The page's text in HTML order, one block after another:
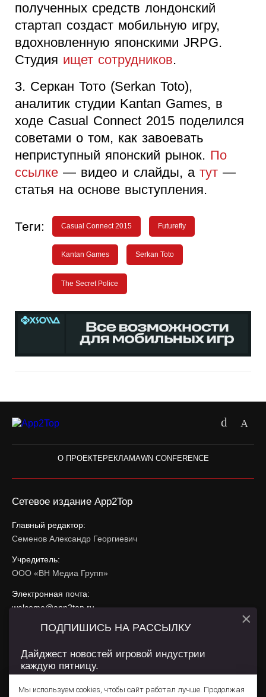
полученных средств лондонский
стартап создаст мобильную игру,
вдохновленную японскими JRPG.
Студия ищет сотрудников.
3. Серкан Тото (Serkan Toto),
аналитик студии Kantan Games, в
ходе Casual Connect 2015 поделился
советами о том, как завоевать
неприступный японский рынок. По
ссылке — видео и слайды, а тут —
статья на основе выступления.
Теги: Casual Connect 2015 Futurefly
Kantan Games Serkan Toto
The Secret Police
О ПРОЕКТЕРЕКЛАМАWN CONFERENCE
Сетевое издание App2Top
Главный редактор:
Семенов Александр Георгиевич
Учредитель:
ООО «ВН Медиа Групп»
Электронная почта:
welcome@app2top.ru
При использовании материалов активная ссылка на
Сайт использует IP адреса, cookie, данные геолокации
использования содержатся вПолитике конфиденциальностии
Мы используем cookies, чтобы сайт работал лучше. Продолжая
ПОДПИШИСЬ НА РАССЫЛКУ
Дайджест новостей игровой индустрии
каждую пятницу.
×